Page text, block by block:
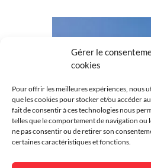
Gérer le
cookies
Pour offrir les meilleures expériences, nous
que les cookies pour stocker et/ou accéder
fait de consentir à ces technologies nous
telles que le comportement de navigation ou
ne pas consentir ou de retirer son
certaines caractéristiques et fonctions.
Au
Style
Environnement